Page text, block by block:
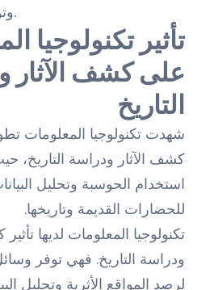
وتوثيقه للأجيال القادمة.
تأثير تكنولوجيا
على كشف الآثار
التاريخ
شهدت تكنولوجيا المعلومات
كشف الآثار ودراسة التاريخ،
استخدام الحوسبة وتحليل
للحضارات القديمة وتاريخها.
تكنولوجيا المعلومات لديها
ودراسة التاريخ. فهي توفر
لرصد المواقع الأثرية وتحليل